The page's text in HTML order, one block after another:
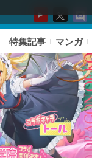
特集記事 マンガ